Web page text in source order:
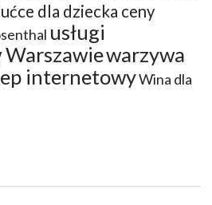
dla dziecka ceny
usługi
warzywa
internetowyWina dla